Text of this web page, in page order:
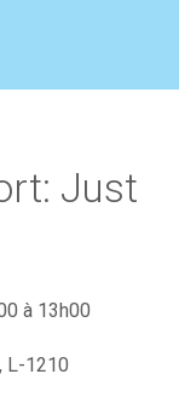
Just
à 13h00
L-1210